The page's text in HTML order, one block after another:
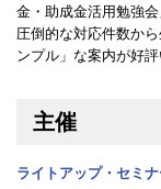
金・助成金活用勉強
圧倒的な対応件数か
ンプル」な案内が好評
主催
ライトアップ・セミ